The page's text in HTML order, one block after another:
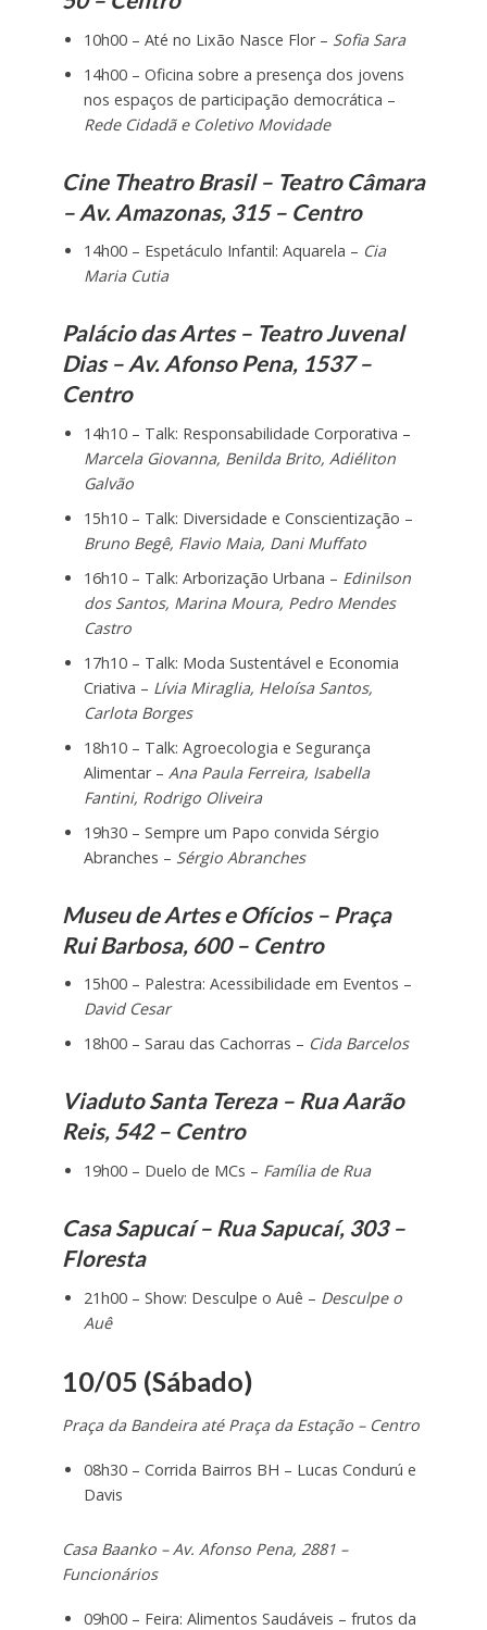
10h00 – Até no Lixão Nasce Flor – Sofia Sara
14h00 – Oficina sobre a presença dos jovens
nos espaços de participação democrática –
Rede Cidadã e Coletivo Movidade
Cine Theatro Brasil – Teatro Câmara
– Av. Amazonas, 315 – Centro
14h00 – Espetáculo Infantil: Aquarela – Cia
Maria Cutia
Palácio das Artes – Teatro Juvenal
Dias – Av. Afonso Pena, 1537 –
Centro
14h10 – Talk: Responsabilidade Corporativa –
Marcela Giovanna, Benilda Brito, Adiéliton
Galvão
15h10 – Talk: Diversidade e Conscientização –
Bruno Begê, Flavio Maia, Dani Muffato
16h10 – Talk: Arborização Urbana – Edinilson
dos Santos, Marina Moura, Pedro Mendes
Castro
17h10 – Talk: Moda Sustentável e Economia
Criativa – Lívia Miraglia, Heloísa Santos,
Carlota Borges
18h10 – Talk: Agroecologia e Segurança
Alimentar – Ana Paula Ferreira, Isabella
Fantini, Rodrigo Oliveira
19h30 – Sempre um Papo convida Sérgio
Abranches – Sérgio Abranches
Museu de Artes e Ofícios – Praça
Rui Barbosa, 600 – Centro
15h00 – Palestra: Acessibilidade em Eventos –
David Cesar
18h00 – Sarau das Cachorras – Cida Barcelos
Viaduto Santa Tereza – Rua Aarão
Reis, 542 – Centro
19h00 – Duelo de MCs – Família de Rua
Casa Sapucaí – Rua Sapucaí, 303 –
Floresta
21h00 – Show: Desculpe o Auê – Desculpe o
Auê
10/05 (Sábado)
Praça da Bandeira até Praça da Estação – Centro
08h30 – Corrida Bairros BH – Lucas Condurú e
Davis
Casa Baanko – Av. Afonso Pena, 2881 –
Funcionários
09h00 – Feira: Alimentos Saudáveis – frutos da